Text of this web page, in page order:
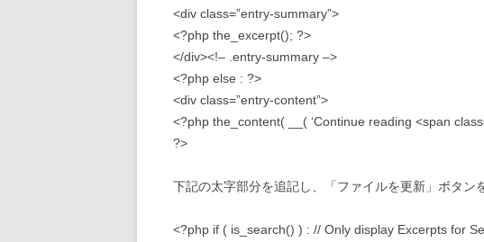
<div class=”entry-summary”>
<?php the_excerpt(); ?>
</div><!– .entry-summary –>
<?php else : ?>
<div class=”entry-content”>
<?php the_content( __( ‘Continue reading <span
?>
下記の太字部分を追記し、「ファイルを更新」ボタン
<?php if ( is_search() ) : // Only display Excerpts for